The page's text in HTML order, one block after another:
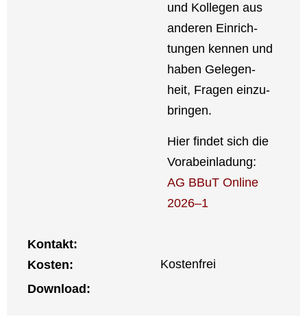
und Kol­le­gen aus
ande­ren Ein­rich­
tun­gen ken­nen und
haben Gele­gen­
heit, Fra­gen ein­zu­
brin­gen.
Hier fin­det sich die
Vor­ab­ein­la­dung:
AG BBuT Online
2026–1
Kon­takt:
Kos­ten:
Kos­ten­frei
Down­load: